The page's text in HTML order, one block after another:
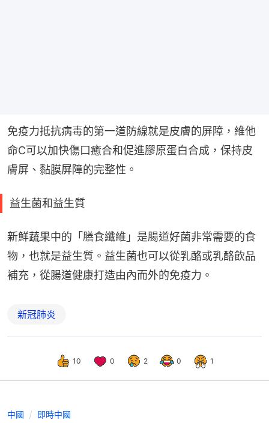
免疫力抵抗病毒的第一道防線就是皮膚的屏障，維他
命C可以加快傷口癒合和促進膠原蛋白合成，保持皮
膚屏、黏膜屏障的完整性。
益生菌和益生質
新鮮蔬果中的「膳食纖維」是腸道好菌非常需要的食
物，也就是益生質。益生菌也可以從乳酪或乳酪飲品
補充，從腸道健康打造由內而外的免疫力。
新冠肺炎
10 0 2 0 1
中國 即時中國